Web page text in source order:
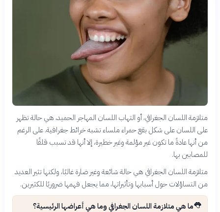
متلازمة اللسان الجغرافي، أو التهاب اللسان المهاجر الحميد، هي حالة تظهر
على اللسان على شكل بقع حمراء ملساء تشبه خرائط جغرافية. على الرغم
من أنها عادةً ما تكون غير مؤلمة وغير خطيرة، إلا أنها قد تسبب قلقًا
للمصابين بها.
متلازمة اللسان الجغرافي هي حالة شائعة وغير ضارة غالبًا، ولكنها تثير العديد
من التساؤلات حول أسبابها وتأثيراتها، مما يجعل فهمها ضروريًا للكثيرين.
👅ما هي متلازمة اللسان الجغرافي وما هي أعراضها الرئيسية؟